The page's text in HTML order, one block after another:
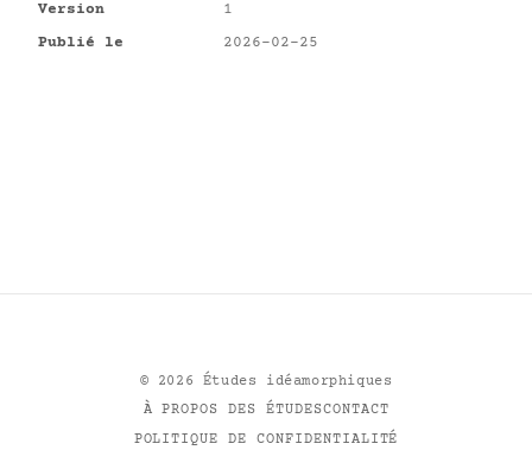
Version
1
Publié le
2026-02-25
© 2026 Études idéamorphiques
À PROPOS DES ÉTUDESCONTACT
POLITIQUE DE CONFIDENTIALITÉ